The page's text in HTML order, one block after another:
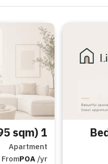
1 Bedroom Apartment (95 sqm)
Apartment
FromPOA /yr